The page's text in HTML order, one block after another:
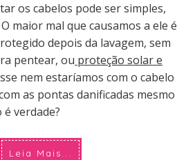
os cabelos pode ser simples,
maior mal que causamos a ele é
depois da lavagem, sem
pentear, ou proteção solar e
nem estaríamos com o cabelo
as pontas danificadas mesmo
verdade?
Leia Mais...